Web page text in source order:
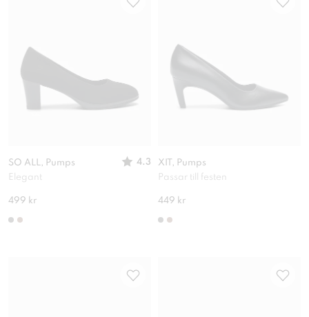
SO ALL, Pumps
4.3
Elegant
499 kr
XIT, Pumps
Passar till festen
449 kr